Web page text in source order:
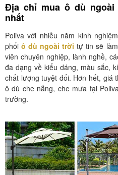
Địa chỉ mua ô dù
nhất
Poliva với nhiều năm kinh
phốiô dù ngoài trời tự tin sẽ
viên chuyên nghiệp, lành nghề,
đa dạng về kiểu dáng, màu sắc,
chất lượng tuyệt đối. Hơn hết, giá
ô dù che nắng, che mưa tại
trường.